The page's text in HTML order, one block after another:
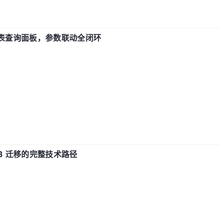
查询面板，参数联动全闭环
移的完整技术路径